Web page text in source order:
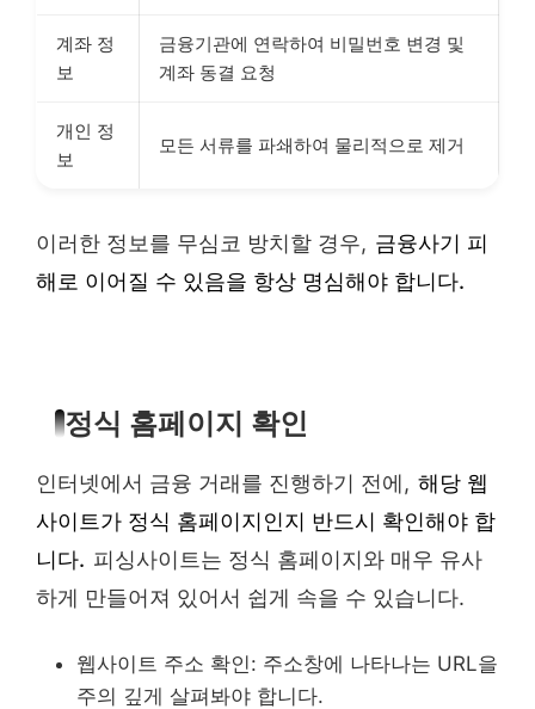
계좌 정
보
금융기관에 연락하여 비밀번호 변경 및
계좌 동결 요청
개인 정
보
모든 서류를 파쇄하여 물리적으로 제거
이러한 정보를 무심코 방치할 경우, 금융사기 피
해로 이어질 수 있음을 항상 명심해야 합니다.
정식 홈페이지 확인
인터넷에서 금융 거래를 진행하기 전에, 해당 웹
사이트가 정식 홈페이지인지 반드시 확인해야 합
니다. 피싱사이트는 정식 홈페이지와 매우 유사
하게 만들어져 있어서 쉽게 속을 수 있습니다.
웹사이트 주소 확인: 주소창에 나타나는 URL을
주의 깊게 살펴봐야 합니다.